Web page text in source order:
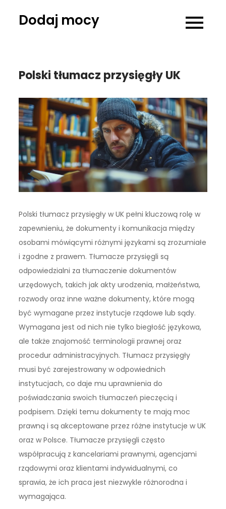
Dodaj mocy
Polski tłumacz przysięgły UK
Polski tłumacz przysięgły w UK pełni kluczową rolę w
zapewnieniu, że dokumenty i komunikacja między
osobami mówiącymi różnymi językami są zrozumiałe
i zgodne z prawem. Tłumacze przysięgli są
odpowiedzialni za tłumaczenie dokumentów
urzędowych, takich jak akty urodzenia, małżeństwa,
rozwody oraz inne ważne dokumenty, które mogą
być wymagane przez instytucje rządowe lub sądy.
Wymagana jest od nich nie tylko biegłość językowa,
ale także znajomość terminologii prawnej oraz
procedur administracyjnych. Tłumacz przysięgły
musi być zarejestrowany w odpowiednich
instytucjach, co daje mu uprawnienia do
poświadczania swoich tłumaczeń pieczęcią i
podpisem. Dzięki temu dokumenty te mają moc
prawną i są akceptowane przez różne instytucje w UK
oraz w Polsce. Tłumacze przysięgli często
współpracują z kancelariami prawnymi, agencjami
rządowymi oraz klientami indywidualnymi, co
sprawia, że ich praca jest niezwykle różnorodna i
wymagająca.